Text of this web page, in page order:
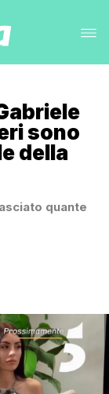
sono
della
quante